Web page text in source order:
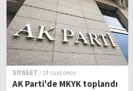
SİYASET / 14 saat önce
AK Parti'de MKYK toplandı